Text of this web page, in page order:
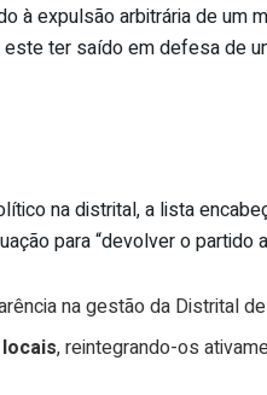
à expulsão arbitrária de um
ter saído em defesa de
na distrital, a lista
para “devolver o partido
na gestão da Distrital
, reintegrando-os